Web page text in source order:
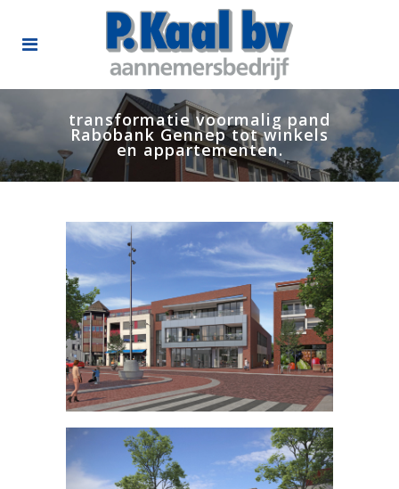
transformatie voormalig pand
Rabobank Gennep tot winkels
en appartementen.